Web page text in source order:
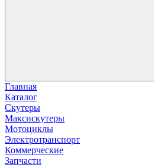
Главная
Каталог
Скутеры
Максискутеры
Мотоциклы
Электротранспорт
Коммерческие
Запчасти